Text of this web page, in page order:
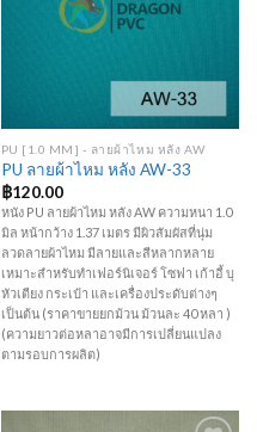
Wishlist
PU [1.0 MM] - ลายผ้าไหม หลัง AW
PU ลายผ้าไหม หลัง AW-33
฿120.00
หนัง PU ลายผ้าไหม หลัง AW ความหนา 1.0
มิล หน้ากว้าง 1.37 เมตร มีผิวสัมผัสที่นุ่ม
ลวดลายผ้าไหม มีลายและสีหลากหลาย
เหมาะสำหรับทำเฟอร์นิเจอร์ โซฟา เก้าอี้ บุ
หัวเตียง กระเป๋า และเครื่องประดับต่างๆ
เป็นต้น (ราคาขายยกม้วน ม้วนละ 40 หลา )
(ความยาวต่อหลาอาจมีการเปลี่ยนแปลง
ตามรอบการผลิต)